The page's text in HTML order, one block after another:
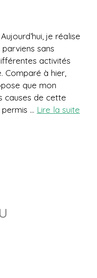
je réalise
parviens sans
activités
Comparé à hier,
que mon
causes de cette
… Lire la suite